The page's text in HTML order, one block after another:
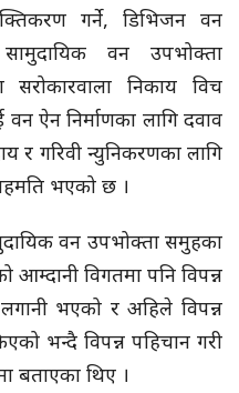
गर्ने, डिभिजन वन
वन उपभोक्ता
सरोकारवाला निकाय विच
ऐन निर्माणका लागि दवाव
र गरिवी न्युनिकरणका लागि
भएको छ ।
वन उपभोक्ता समुहका
आम्दानी विगतमा पनि विपन्न
भएको र अहिले विपन्न
भन्दै विपन्न पहिचान गरी
बताएका थिए ।